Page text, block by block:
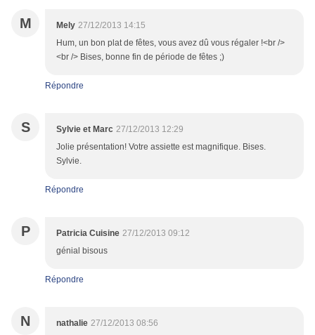
M Mely 27/12/2013 14:15
Hum, un bon plat de fêtes, vous avez dû vous régaler !<br />
<br /> Bises, bonne fin de période de fêtes ;)
Répondre
S Sylvie et Marc 27/12/2013 12:29
Jolie présentation! Votre assiette est magnifique. Bises.
Sylvie.
Répondre
P Patricia Cuisine 27/12/2013 09:12
génial bisous
Répondre
N nathalie 27/12/2013 08:56